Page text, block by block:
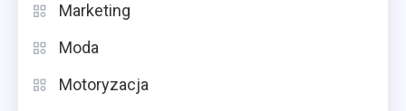
Marketing
Moda
Motoryzacja